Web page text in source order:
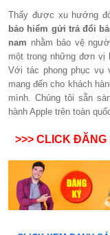
Thấy được xu hướng
bảo hiểm gửi trả đổi
nam nhằm bảo vệ
một trong những đơn vị
Với tác phong phục vụ
mang đến cho khách
mình. Chúng tôi sẵn
hành Apple trên toàn
>>> CLICK ĐĂNG